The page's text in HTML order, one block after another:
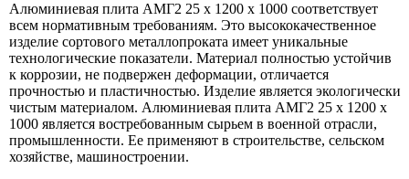
Алюминиевая плита АМГ2 25 х 1200 х 1000 соответствует
всем нормативным требованиям. Это высококачественное
изделие сортового металлопроката имеет уникальные
технологические показатели. Материал полностью устойчив
к коррозии, не подвержен деформации, отличается
прочностью и пластичностью. Изделие является экологически
чистым материалом. Алюминиевая плита АМГ2 25 х 1200 х
1000 является востребованным сырьем в военной отрасли,
промышленности. Ее применяют в строительстве, сельском
хозяйстве, машиностроении.